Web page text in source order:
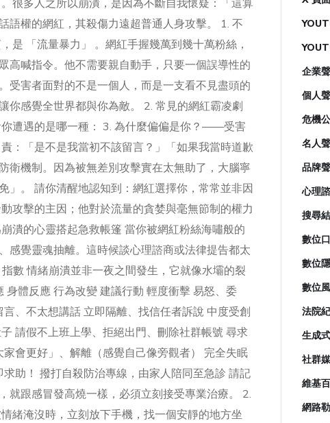
很多人之所以崩潰，是因為不斷自我懷疑：「這算
語權的網紅，其殺傷力遠超普通人身攻擊。 1. 不
是 「流量暴力」 。網紅手握幾萬到幾十萬粉絲，
高喊指令。他不需要親自動手，只要一個誤導性的
受害者面對的不是一個人，而是一支看不見盡頭的
你感覺全世界都與你為敵。 2. 常見的網紅霸凌劇
遭遇的是哪一種： 3. 為什麼偏偏是你？——受害
：「是不是我當初不該留言？」「如果我當時道歉
衛機制。因為被無差別攻擊實在太無助了，大腦寧
」。 請你清醒地認知到：網紅選擇你，常常並非因
攻擊的主因；他對於流量的貪婪與毫無節制的權力
的心靈搭起急救帳篷 當你被網紅粉絲海嘯般的
感覺靈魂抽離。這時候談心理諮商或法律提告都太
數 情緒崩潰並非一夜之間發生，它就像水壩的裂
體反應 行為改變 建議行動 輕度衝擊 易怒、委
、不太想講話 立即隔離、找信任者訴說 中度受創
請假不上班上學、拒絕出門、刪除社群帳號 尋求
會更好」、解離（感覺自己像旁觀者） 完全失眠
助！ 撥打自殺防治專線，由家人陪同至急診 請記
就跟感冒發高燒一樣，必須立刻接受專業治療。 2.
緒淹沒時，立刻放下手機，找一個安靜的地方坐
企業
個人
危機
名人
品牌
心理
搜尋
數位
數位
數位
法院
生成
社群
維基
網路